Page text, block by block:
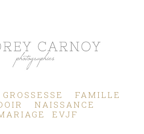
GROSSESSE
FAMILLE
NAISSANCE
EVJF